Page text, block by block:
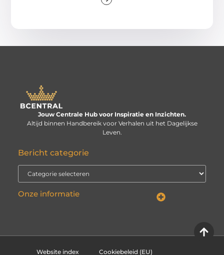
Jouw Centrale Hub voor Inspiratie en Inzichten.
Altijd binnen Handbereik voor Verhalen uit het Dagelijkse
Leven.
Bericht categorie
Onze informatie
Website index Cookiebeleid (EU)